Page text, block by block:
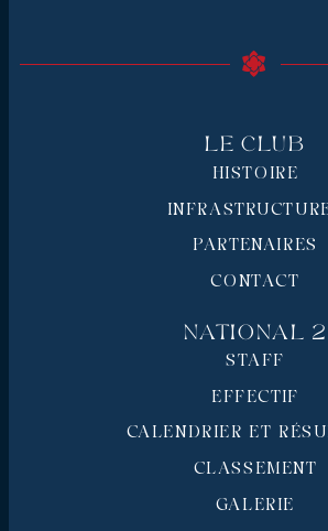
Le Club
HISTOIRE
PARTENAIRES
CONTACT
National 2
STAFF
EFFECTIF
CALENDRIER ET
CLASSEMENT
GALERIE